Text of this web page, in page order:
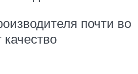
почти во